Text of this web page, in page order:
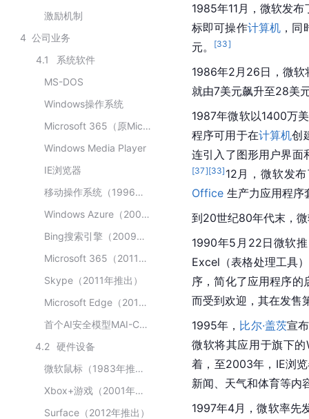
激励机制
4 公司业务
4.1
系统软件
MS-DOS
Windows操作系统
Microsoft 365（原Microsoft Office）
Windows Media Player
IE浏览器
移动操作系统（1996年推出）
Windows Azure（2008年推出）
Bing搜索引擎（2009年推出）
Microsoft 365（2011年推出）
Skype（2011年推出）
Microsoft Edge（2015年推出）
首个AI安全模型MAI-Cyber-1-Flash（2026年推出）
4.2
硬件设备
微软鼠标（1983年推出）
Xbox+游戏（2001年推出）
Surface（2012年推出）
1985年11月，微软发
标即可操作计算机 ，
元。
[33]
1986年2月26日，微软
就由7美元飙升至28美
1987年微软以1400万
程序可用于在计算机创
连引入了图形用户界面
[37][33] 12月，微软发
Office 生产力应用程序
到20世纪80年代末，
1990年5月22日微软
Excel （表格处理工具
序，简化了应用程序
而受到欢迎，其在发售
1995年， 比尔·盖茨宣布
微软将其应用于旗下
着，至2003年，IE浏
新闻、天气和体育等内
1997年4月，微软率先